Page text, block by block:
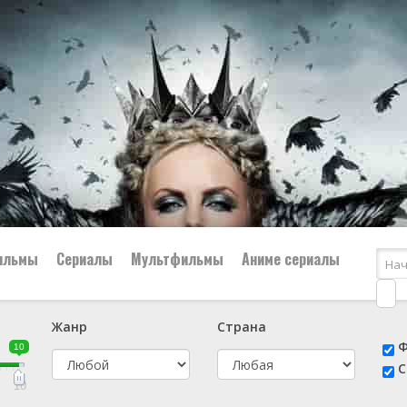
👨‍✈️ Военный
🕵️‍♂️ Детектив
Сериалы Мультфильмы Аниме сериалы
10
10
Жанр
Страна